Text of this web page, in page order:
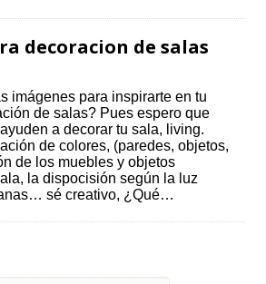
decoracion de salas
imágenes para inspirarte en tu
de salas? Pues espero que
a decorar tu sala, living.
de colores, (paredes, objetos,
de los muebles y objetos
la dispocisión según la luz
sé creativo, ¿Qué…